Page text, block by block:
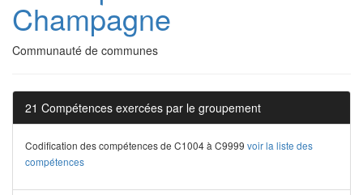
Champagne
Communauté de communes
21 Compétences exercées par le groupement
Codification des compétences de C1004 à C9999 voir la liste des
compétences